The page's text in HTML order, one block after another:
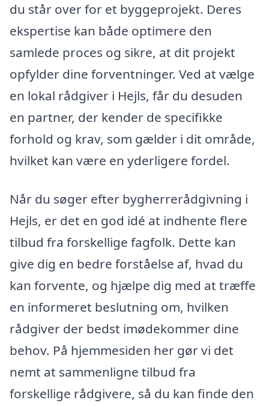
du står over for et byggeprojekt. Deres
ekspertise kan både optimere den
samlede proces og sikre, at dit projekt
opfylder dine forventninger. Ved at vælge
en lokal rådgiver i Hejls, får du desuden
en partner, der kender de specifikke
forhold og krav, som gælder i dit område,
hvilket kan være en yderligere fordel.
Når du søger efter bygherrerådgivning i
Hejls, er det en god idé at indhente flere
tilbud fra forskellige fagfolk. Dette kan
give dig en bedre forståelse af, hvad du
kan forvente, og hjælpe dig med at træffe
en informeret beslutning om, hvilken
rådgiver der bedst imødekommer dine
behov. På hjemmesiden her gør vi det
nemt at sammenligne tilbud fra
forskellige rådgivere, så du kan finde den